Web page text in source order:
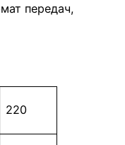
передач,
220